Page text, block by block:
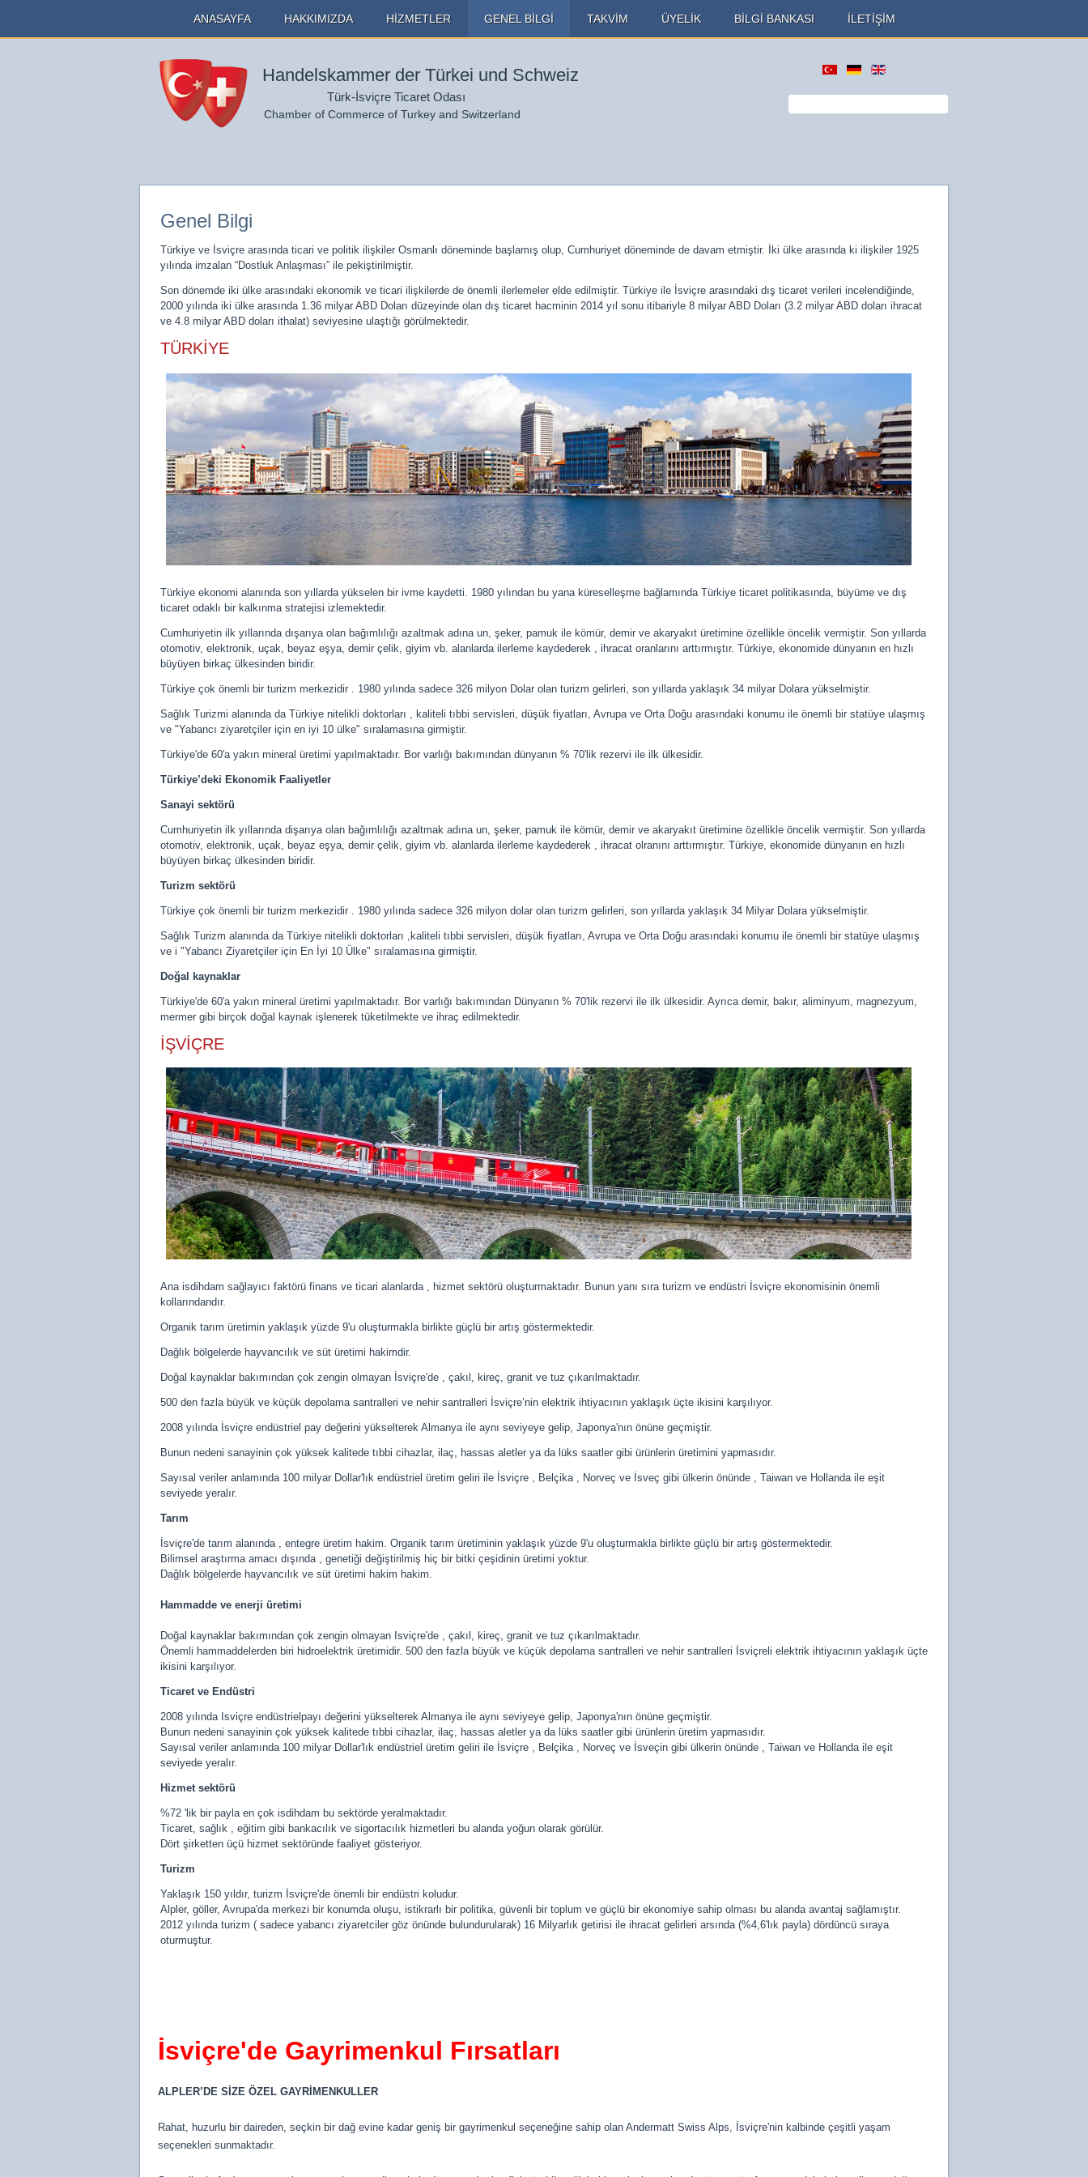
ANASAYFA HAKKIMIZDA HİZMETLER GENEL BİLGİ TAKVİM ÜYELİK BİLGİ BANKASI İLETİŞİM
Chamber of Commerce of Turkey and Switzerland
Handelskammer der Türkei und Schweiz
Türk-İsviçre Ticaret Odası
Genel Bilgi
Türkiye ve İsviçre arasında ticari ve politik ilişkiler Osmanlı döneminde başlamış olup, Cumhuriyet döneminde de davam etmiştir. İki ülke arasında ki ilişkiler 1925
yılında imzalan “Dostluk Anlaşması” ile pekiştirilmiştir.
Son dönemde iki ülke arasındaki ekonomik ve ticari ilişkilerde de önemli ilerlemeler elde edilmiştir. Türkiye ile İsviçre arasındaki dış ticaret verileri incelendiğinde,
2000 yılında iki ülke arasında 1.36 milyar ABD Doları düzeyinde olan dış ticaret hacminin 2014 yıl sonu itibariyle 8 milyar ABD Doları (3.2 milyar ABD doları ihracat
ve 4.8 milyar ABD doları ithalat) seviyesine ulaştığı görülmektedir.
TÜRKİYE
Türkiye ekonomi alanında son yıllarda yükselen bir ivme kaydetti. 1980 yılından bu yana küreselleşme bağlamında Türkiye ticaret politikasında, büyüme ve dış
ticaret odaklı bir kalkınma stratejisi izlemektedir.
Cumhuriyetin ilk yıllarında dışarıya olan bağımlılığı azaltmak adına un, şeker, pamuk ile kömür, demir ve akaryakıt üretimine özellikle öncelik vermiştir. Son yıllarda
otomotiv, elektronik, uçak, beyaz eşya, demir çelik, giyim vb. alanlarda ilerleme kaydederek , ihracat oranlarını arttırmıştır. Türkiye, ekonomide dünyanın en hızlı
büyüyen birkaç ülkesinden biridir.
Türkiye çok önemli bir turizm merkezidir . 1980 yılında sadece 326 milyon Dolar olan turizm gelirleri, son yıllarda yaklaşık 34 milyar Dolara yükselmiştir.
Sağlık Turizmi alanında da Türkiye nitelikli doktorları , kaliteli tıbbi servisleri, düşük fiyatları, Avrupa ve Orta Doğu arasındaki konumu ile önemli bir statüye ulaşmış
ve "Yabancı ziyaretçiler için en iyi 10 ülke" sıralamasına girmiştir.
Türkiye'de 60'a yakın mineral üretimi yapılmaktadır. Bor varlığı bakımından dünyanın % 70'lik rezervi ile ilk ülkesidir.
Türkiye’deki Ekonomik Faaliyetler
Sanayi sektörü
Cumhuriyetin ilk yıllarında dişarıya olan bağımlılığı azaltmak adına un, şeker, pamuk ile kömür, demir ve akaryakıt üretimine özellikle öncelik vermiştir. Son yıllarda
otomotiv, elektronik, uçak, beyaz eşya, demir çelik, giyim vb. alanlarda ilerleme kaydederek , ihracat olranını arttırmıştır. Türkiye, ekonomide dünyanın en hızlı
büyüyen birkaç ülkesinden biridir.
Turizm sektörü
Türkiye çok önemli bir turizm merkezidir . 1980 yılında sadece 326 milyon dolar olan turizm gelirleri, son yıllarda yaklaşık 34 Milyar Dolara yükselmiştir.
Sağlık Turizm alanında da Türkiye nitelikli doktorları ,kaliteli tıbbi servisleri, düşük fiyatları, Avrupa ve Orta Doğu arasındaki konumu ile önemli bir statüye ulaşmış
ve i "Yabancı Ziyaretçiler için En İyi 10 Ülke" sıralamasına girmiştir.
Doğal kaynaklar
Türkiye'de 60'a yakın mineral üretimi yapılmaktadır. Bor varlığı bakımından Dünyanın % 70'lik rezervi ile ilk ülkesidir. Ayrıca demir, bakır, aliminyum, magnezyum,
mermer gibi birçok doğal kaynak işlenerek tüketilmekte ve ihraç edilmektedir.
İŞVİÇRE
Ana isdihdam sağlayıcı faktörü finans ve ticari alanlarda , hizmet sektörü oluşturmaktadır. Bunun yanı sıra turizm ve endüstri İsviçre ekonomisinin önemli
kollarındandır.
Organik tarım üretimin yaklaşık yüzde 9'u oluşturmakla birlikte güçlü bir artış göstermektedir.
Dağlık bölgelerde hayvancılık ve süt üretimi hakimdir.
Doğal kaynaklar bakımından çok zengin olmayan İsviçre'de , çakıl, kireç, granit ve tuz çıkarılmaktadır.
500 den fazla büyük ve küçük depolama santralleri ve nehir santralleri İsviçre’nin elektrik ihtiyacının yaklaşık üçte ikisini karşılıyor.
2008 yılında İsviçre endüstriel pay değerini yükselterek Almanya ile aynı seviyeye gelip, Japonya'nın önüne geçmiştir.
Bunun nedeni sanayinin çok yüksek kalitede tıbbi cihazlar, ilaç, hassas aletler ya da lüks saatler gibi ürünlerin üretimini yapmasıdır.
Sayısal veriler anlamında 100 milyar Dollar'lık endüstriel üretim geliri ile İsviçre , Belçika , Norveç ve İsveç gibi ülkerin önünde , Taiwan ve Hollanda ile eşit
seviyede yeralır.
Tarım
İsviçre'de tarım alanında , entegre üretim hakim. Organik tarım üretiminin yaklaşık yüzde 9'u oluşturmakla birlikte güçlü bir artış göstermektedir.
Bilimsel araştırma amacı dışında , genetiği değiştirilmiş hiç bir bitki çeşidinin üretimi yoktur.
Dağlık bölgelerde hayvancılık ve süt üretimi hakim hakim.
Hammadde ve enerji üretimi
Doğal kaynaklar bakımından çok zengin olmayan Isviçre'de , çakıl, kireç, granit ve tuz çıkarılmaktadır.
Önemli hammaddelerden biri hidroelektrik üretimidir. 500 den fazla büyük ve küçük depolama santralleri ve nehir santralleri İsviçreli elektrik ihtiyacının yaklaşık üçte
ikisini karşılıyor.
Ticaret ve Endüstri
2008 yılında Isviçre endüstrielpayı değerini yükselterek Almanya ile aynı seviyeye gelip, Japonya'nın önüne geçmiştir.
Bunun nedeni sanayinin çok yüksek kalitede tıbbi cihazlar, ilaç, hassas aletler ya da lüks saatler gibi ürünlerin üretim yapmasıdır.
Sayısal veriler anlamında 100 milyar Dollar'lık endüstriel üretim geliri ile İsviçre , Belçika , Norveç ve İsveçin gibi ülkerin önünde , Taiwan ve Hollanda ile eşit
seviyede yeralır.
Hizmet sektörü
%72 'lik bir payla en çok isdihdam bu sektörde yeralmaktadır.
Ticaret, sağlık , eğitim gibi bankacılık ve sigortacılık hizmetleri bu alanda yoğun olarak görülür.
Dört şirketten üçü hizmet sektöründe faaliyet gösteriyor.
Turizm
Yaklaşık 150 yıldır, turizm İsviçre'de önemli bir endüstri koludur.
Alpler, göller, Avrupa'da merkezi bir konumda oluşu, istikrarlı bir politika, güvenli bir toplum ve güçlü bir ekonomiye sahip olması bu alanda avantaj sağlamıştır.
2012 yılında turizm ( sadece yabancı ziyaretciler göz önünde bulundurularak) 16 Milyarlık getirisi ile ihracat gelirleri arsında (%4,6'lık payla) dördüncü sıraya
oturmuştur.
İsviçre'de Gayrimenkul Fırsatları
ALPLER’DE SİZE ÖZEL GAYRİMENKULLER
Rahat, huzurlu bir daireden, seçkin bir dağ evine kadar geniş bir gayrimenkul seçeneğine sahip olan Andermatt Swiss Alps, İsviçre'nin kalbinde çeşitli yaşam
seçenekleri sunmaktadır.